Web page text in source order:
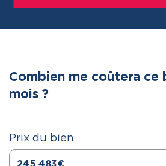
Combien me coûtera ce
mois ?
Prix du bien
Internet.